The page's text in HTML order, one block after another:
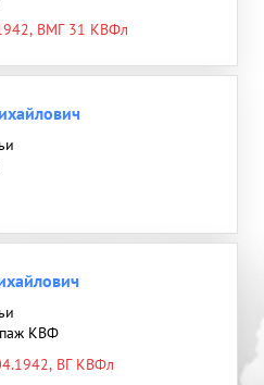
ВМГ 31 КВФл
КВФ
ВГ КВФл